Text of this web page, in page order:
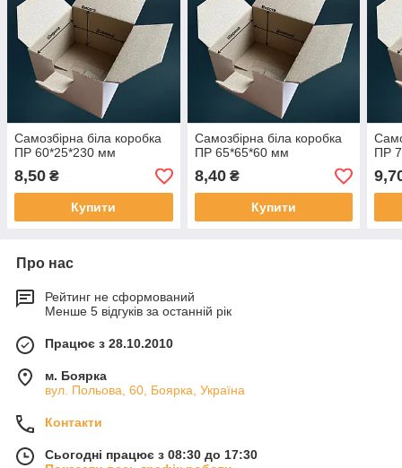
Самозбірна біла коробка
ПР 60*25*230 мм
8,50 ₴
Купити
Самозбірна біла коробка
ПР 65*65*60 мм
8,40₴
Купити
ПР
Про нас
Рейтинг не сформований
Менше 5 відгуків за останній рік
Працює з 28.10.2010
м. Боярка
вул. Польова, 60, Боярка, Україна
Контакти
Сьогодні працює з 08:30 до 17:30